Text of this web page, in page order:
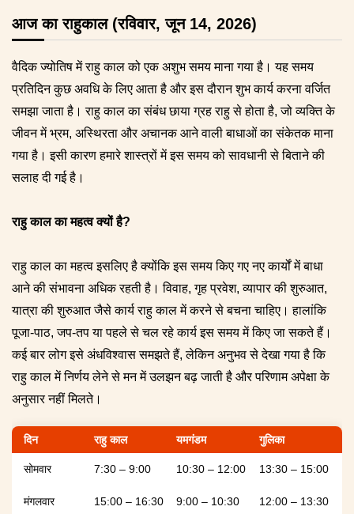
आज का राहुकाल (रविवार, जून 14, 2026)
वैदिक ज्योतिष में राहु काल को एक अशुभ समय माना गया है। यह समय
प्रतिदिन कुछ अवधि के लिए आता है और इस दौरान शुभ कार्य करना वर्जित
समझा जाता है। राहु काल का संबंध छाया ग्रह राहु से होता है, जो व्यक्ति के
जीवन में भ्रम, अस्थिरता और अचानक आने वाली बाधाओं का संकेतक माना
गया है। इसी कारण हमारे शास्त्रों में इस समय को सावधानी से बिताने की
सलाह दी गई है।
राहु काल का महत्व क्यों है?
राहु काल का महत्व इसलिए है क्योंकि इस समय किए गए नए कार्यों में बाधा
आने की संभावना अधिक रहती है। विवाह,गृह प्रवेश, व्यापार की शुरुआत,
यात्रा की शुरुआत जैसे कार्य राहु काल में करने से बचना चाहिए। हालांकि
पूजा-पाठ, जप-तप या पहले से चल रहे कार्य इस समय में किए जा सकते हैं।
कई बार लोग इसे अंधविश्वास समझते हैं, लेकिन अनुभव से देखा गया है कि
राहु काल में निर्णय लेने से मन में उलझन बढ़ जाती है और परिणाम अपेक्षा के
अनुसार नहीं मिलते।
दिन राहु काल यमगंडम गुलिका
सोमवार 7:30 – 9:00 10:30 – 12:00 13:30 – 15:00
मंगलवार 15:00 – 16:30 9:00 – 10:30 12:00 – 13:30